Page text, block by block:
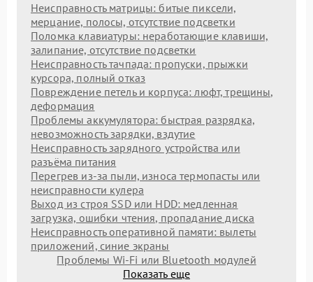
Неисправность матрицы: битые пиксели,
мерцание, полосы, отсутствие подсветки
Поломка клавиатуры: неработающие клавиши,
залипание, отсутствие подсветки
Неисправность тачпада: пропуски, прыжки
курсора, полный отказ
Повреждение петель и корпуса: люфт, трещины,
деформация
Проблемы аккумулятора: быстрая разрядка,
невозможность зарядки, вздутие
Неисправность зарядного устройства или
разъёма питания
Перегрев из‑за пыли, износа термопасты или
неисправности кулера
Выход из строя SSD или HDD: медленная
загрузка, ошибки чтения, пропадание диска
Неисправность оперативной памяти: вылеты
приложений, синие экраны
Проблемы Wi‑Fi или Bluetooth модулей
Показать еще